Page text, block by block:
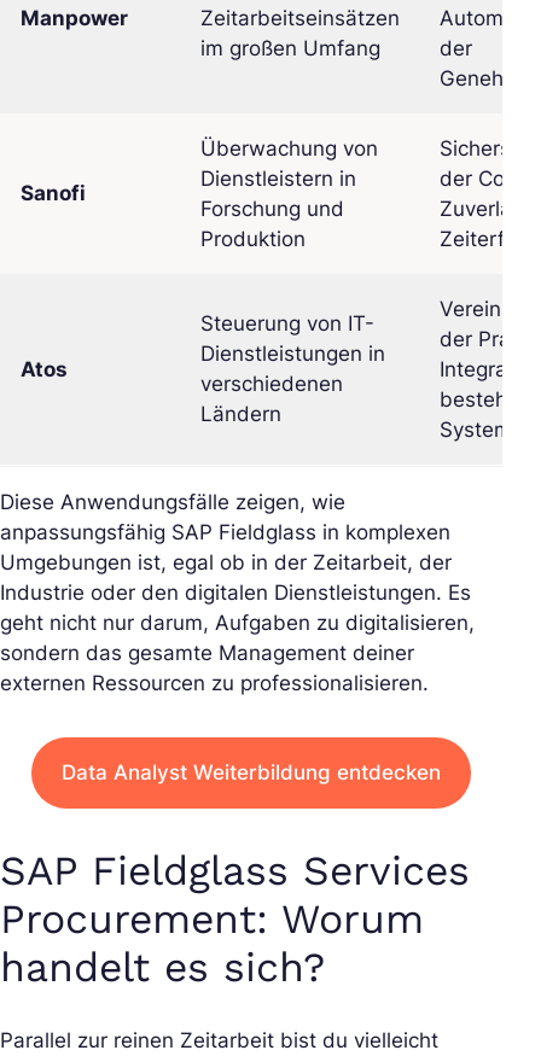
Manpower
Zeitarbeitseinsätzen
im großen Umfang
der
Sanofi
Überwachung von
Dienstleistern in
Forschung und
Produktion
der
Atos
Steuerung von IT-
Dienstleistungen in
verschiedenen
Ländern
der
System
Diese Anwendungsfälle zeigen, wie
anpassungsfähig SAP Fieldglass in komplexen
Umgebungen ist, egal ob in der Zeitarbeit, der
Industrie oder den digitalen Dienstleistungen. Es
geht nicht nur darum, Aufgaben zu digitalisieren,
sondern das gesamte Management deiner
externen Ressourcen zu professionalisieren.
Data Analyst Weiterbildung entdecken
SAP Fieldglass Services
Procurement: Worum
handelt es sich?
Parallel zur reinen Zeitarbeit bist du vielleicht